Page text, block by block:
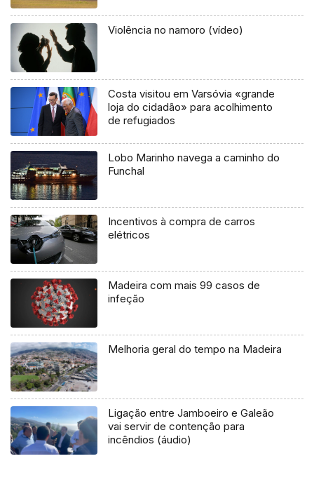
Violência no namoro (vídeo)
Costa visitou em Varsóvia «grande
loja do cidadão» para acolhimento
de refugiados
Lobo Marinho navega a caminho do
Funchal
Incentivos à compra de carros
elétricos
Madeira com mais 99 casos de
infeção
Melhoria geral do tempo na Madeira
Ligação entre Jamboeiro e Galeão
vai servir de contenção para
incêndios (áudio)